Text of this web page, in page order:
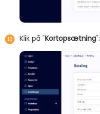
Klik på "Kortopsætning":